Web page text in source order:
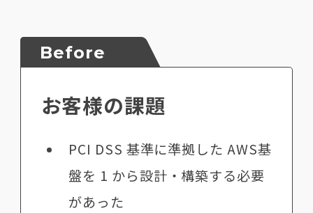
Before
お客様の課題
PCI DSS 基準に準拠した AWS基
盤を 1 から設計・構築する必要
があった